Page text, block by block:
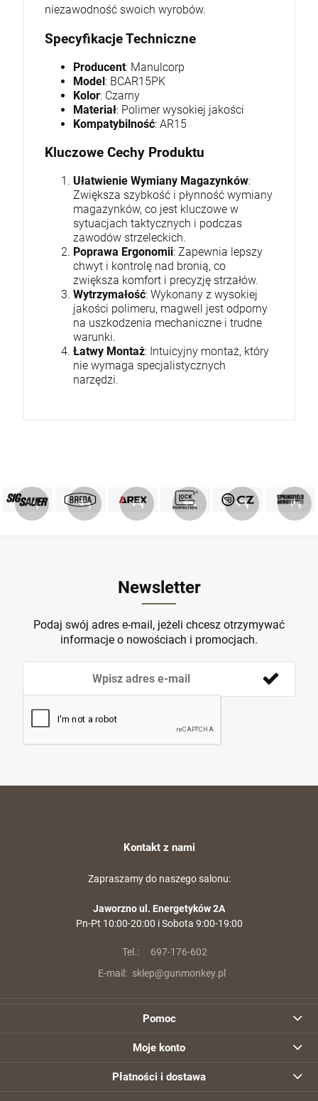
niezawodność swoich wyrobów.
Specyfikacje Techniczne
Producent: Manulcorp
Model: BCAR15PK
Kolor: Czarny
Materiał: Polimer wysokiej jakości
Kompatybilność: AR15
Kluczowe Cechy Produktu
Ułatwienie Wymiany Magazynków:
Zwiększa szybkość i płynność wymiany
magazynków, co jest kluczowe w
sytuacjach taktycznych i podczas
zawodów strzeleckich.
Poprawa Ergonomii: Zapewnia lepszy
chwyt i kontrolę nad bronią, co
zwiększa komfort i precyzję strzałów.
Wytrzymałość: Wykonany z wysokiej
jakości polimeru, magwell jest odporny
na uszkodzenia mechaniczne i trudne
warunki.
Łatwy Montaż: Intuicyjny montaż, który
nie wymaga specjalistycznych
narzędzi.
Newsletter
Podaj swój adres e-mail, jeżeli chcesz otrzymywać
informacje o nowościach i promocjach.
Kontakt z nami
Zapraszamy do naszego salonu:
Jaworzno ul. Energetyków 2A
Pn-Pt 10:00-20:00 i Sobota 9:00-19:00
Tel.:
697-176-602
E-mail: sklep@gunmonkey.pl
Pomoc
Moje konto
Płatności i dostawa